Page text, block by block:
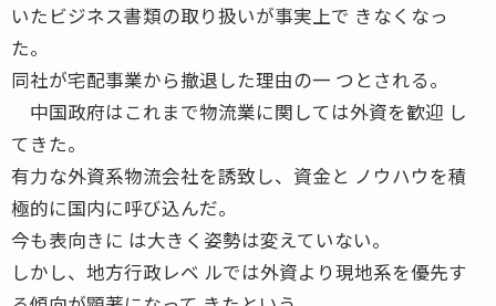
いたビジネス書類の取り扱いが事実上で きなくなっ
た。
同社が宅配事業から撤退した理由の一 つとされる。
中国政府はこれまで物流業に関しては外資を歓迎 し
てきた。
有力な外資系物流会社を誘致し、資金と ノウハウを積
極的に国内に呼び込んだ。
今も表向きに は大きく姿勢は変えていない。
しかし、地方行政レベ ルでは外資より現地系を優先す